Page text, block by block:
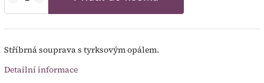
Stříbrná souprava s tyrksovým opálem.
Detailní informace